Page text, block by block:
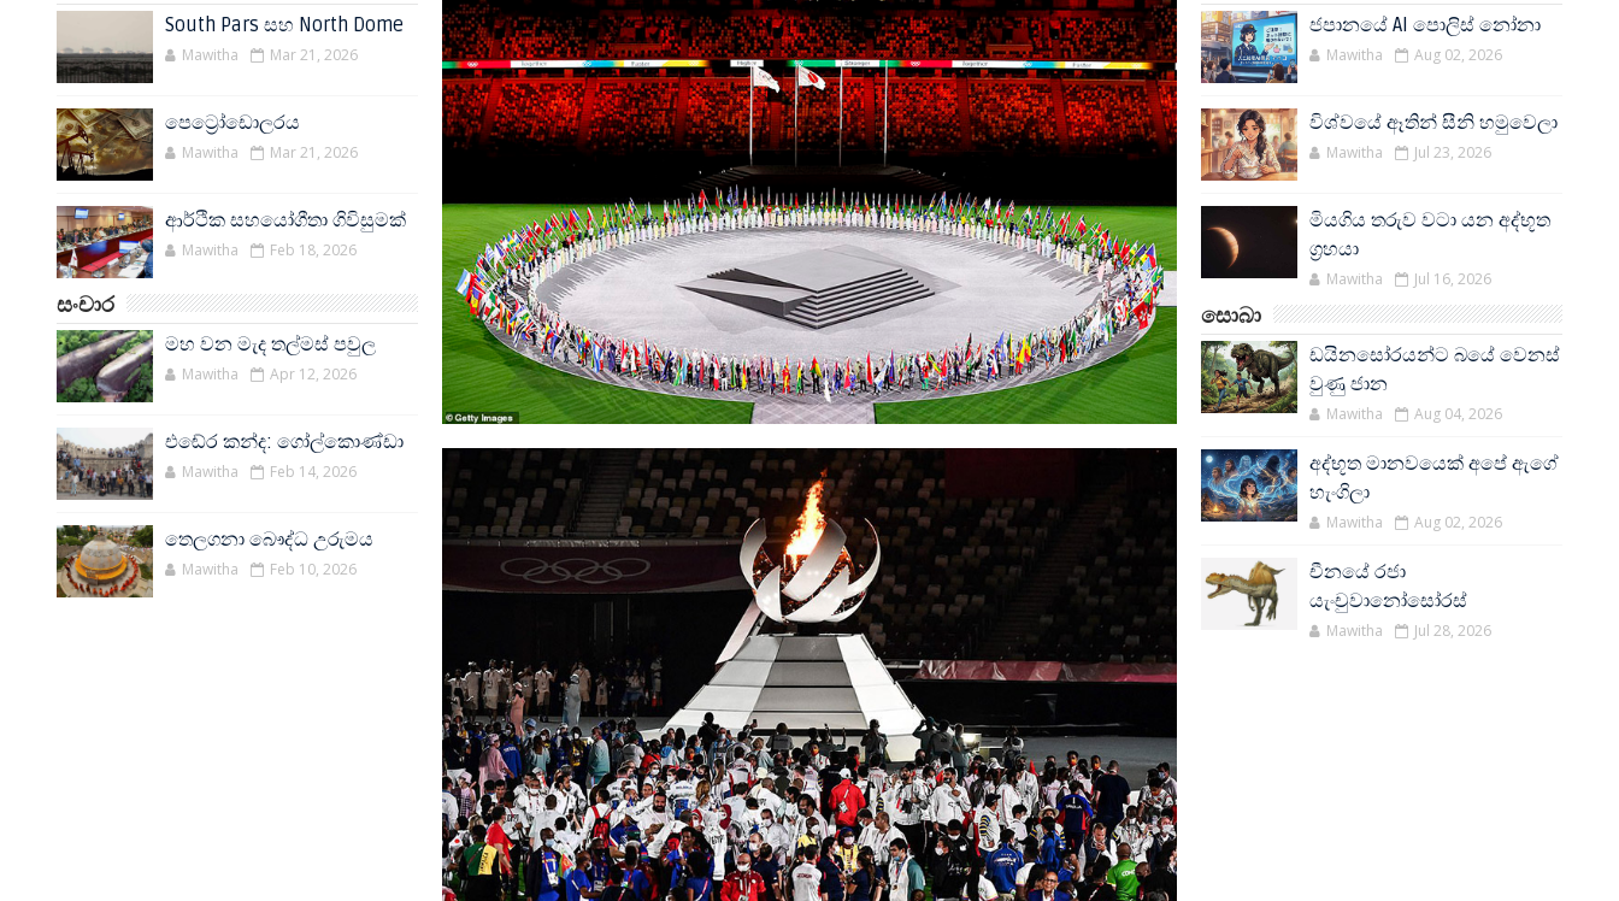
South Pars සහ North Dome
Mawitha Mar 21, 2026
පෙට්‍රෝඩොලරය
Mawitha Mar 21, 2026
ආර්ථික සහයෝගීතා ගිවිසුමක්
Mawitha Feb 18, 2026
සංචාර
මහ වන මැද තල්මස් පවුල
Mawitha Apr 12, 2026
එඬේර කන්ද: ගෝල්කොණ්ඩා
Mawitha Feb 14, 2026
තෙලගනා බෞද්ධ උරුමය
Mawitha Feb 10, 2026
ජපානයේ AI පොලිස් නෝනා
Mawitha Aug 02, 2026
විශ්වයේ ඈතින් සීනි හමුවෙලා
Mawitha Jul 23, 2026
මියගිය තරුව වටා යන අද්භූත
ග්‍රහයා
Mawitha Jul 16, 2026
සොබා
ඩයිනසෝරයන්ට බයේ වෙනස්
වුණු ජාන
Mawitha Aug 04, 2026
අද්භූත මානවයෙක් අපේ ඇගේ
හැංගිලා
Mawitha Aug 02, 2026
චීනයේ රජා
යැංචුවානෝසෝරස්
Mawitha Jul 28, 2026